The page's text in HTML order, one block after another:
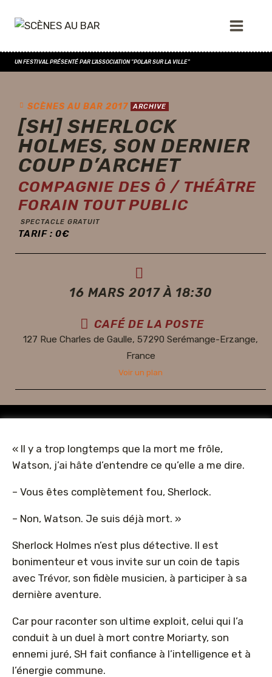
UN FESTIVAL PRÉSENTÉ PAR L'ASSOCIATION "POLAR SUR LA VILLE"
SCÈNES AU BAR 2017 ARCHIVE
[SH] SHERLOCK
HOLMES, SON DERNIER
COUP D’ARCHET
COMPAGNIE DES Ô / THÉÂTRE
FORAIN TOUT PUBLIC
SPECTACLE GRATUIT
TARIF : 0€
16 MARS 2017 À 18:30
CAFÉ DE LA POSTE
127 Rue Charles de Gaulle, 57290 Serémange-Erzange,
France
Voir un plan
« Il y a trop longtemps que la mort me frôle,
Watson, j’ai hâte d’entendre ce qu’elle a me dire.
– Vous êtes complètement fou, Sherlock.
– Non, Watson. Je suis déjà mort. »
Sherlock Holmes n’est plus détective. Il est
bonimenteur et vous invite sur un coin de tapis
avec Trévor, son fidèle musicien, à participer à sa
dernière aventure.
Car pour raconter son ultime exploit, celui qui l’a
conduit à un duel à mort contre Moriarty, son
ennemi juré, SH fait confiance à l’intelligence et à
l’énergie commune.